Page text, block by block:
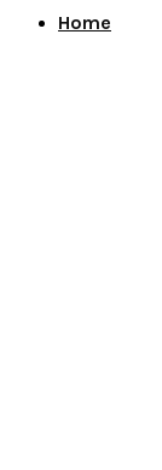
Home